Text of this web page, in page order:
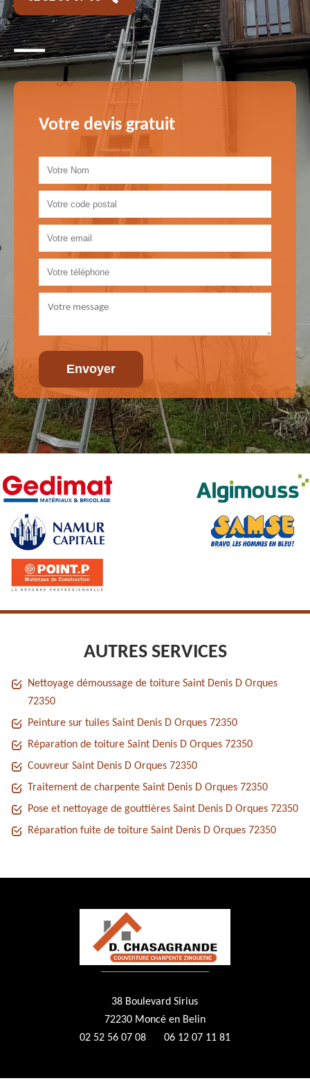
Votre devis gratuit
AUTRES SERVICES
Nettoyage démoussage de toiture Saint Denis D Orques
72350
Peinture sur tuiles Saint Denis D Orques 72350
Réparation de toiture Saint Denis D Orques 72350
Couvreur Saint Denis D Orques 72350
Traitement de charpente Saint Denis D Orques 72350
Pose et nettoyage de gouttières Saint Denis D Orques 72350
Réparation fuite de toiture Saint Denis D Orques 72350
38 Boulevard Sirius
72230 Moncé en Belin
02 52 56 07 08
06 12 07 11 81